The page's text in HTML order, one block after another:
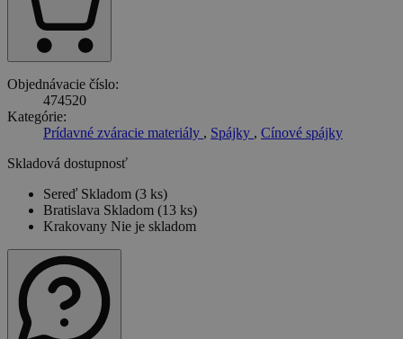
Objednávacie číslo:
474520
Kategórie:
Prídavné zváracie materiály , Spájky , Cínové spájky
Skladová dostupnosť
Sereď Skladom (3 ks)
Bratislava Skladom (13 ks)
Krakovany Nie je skladom